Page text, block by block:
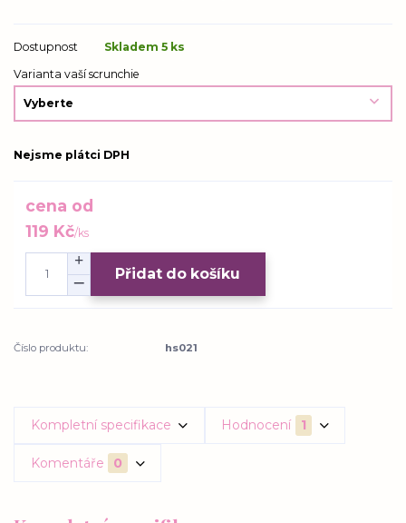
Dostupnost
Skladem 5 ks
Varianta vaší scrunchie
Nejsme plátci DPH
cena od
119 Kč/ks
Přidat do košíku
Číslo produktu: hs021
Kompletní specifikace Hodnocení 1
Komentáře 0